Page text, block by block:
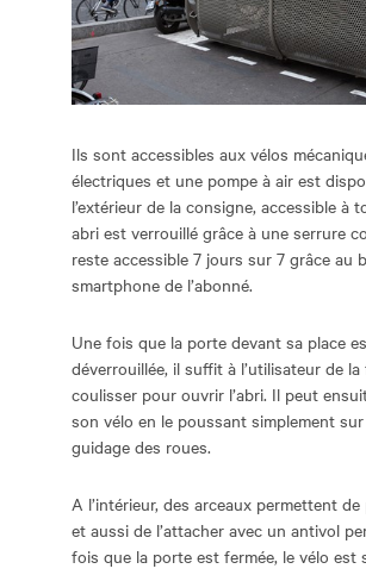
Ils sont accessibles aux vélos
électriques et une pompe à air est
l’extérieur de la consigne, accessible à
abri est verrouillé grâce à une serrure
reste accessible 7 jours sur 7 grâce au
smartphone de l’abonné.
Une fois que la porte devant sa place
déverrouillée, il suffit à l’utilisateur de la
coulisser pour ouvrir l’abri. Il peut
son vélo en le poussant simplement
guidage des roues.
A l’intérieur, des arceaux permettent
et aussi de l’attacher avec un antivol
fois que la porte est fermée, le vélo est